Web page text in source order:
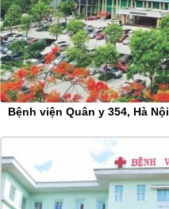
Bệnh viện Quân y 354, Hà Nội